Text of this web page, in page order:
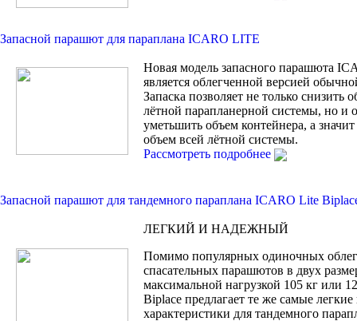
Запасной парашют для параплана ICARO LITE
Новая модель запасного парашюта
является облегченной версией
Запаска позволяет не только снизить
лётной парапланерной системы, но и
уметьшить объем контейнера, а
объем всей лётной системы.
Рассмотреть подробнее
Запасной парашют для тандемного параплана ICARO Lite
ЛЕГКИЙ И НАДЕЖНЫЙ
Помимо популярных одиночных
спасательных парашютов в двух
максимальной нагрузкой 105 кг или
Biplace предлагает те же самые
характеристики для тандемного